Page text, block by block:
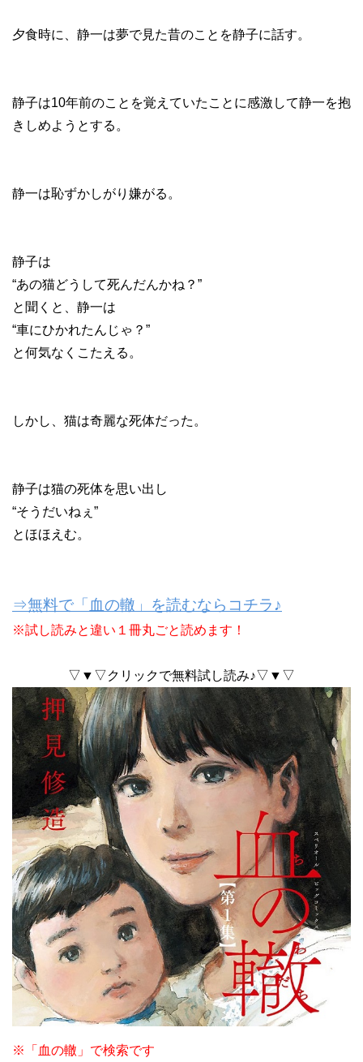
夕食時に、静一は夢で見た昔のことを静子に話す。
静子は10年前のことを覚えていたことに感激して静一を抱
きしめようとする。
静一は恥ずかしがり嫌がる。
静子は
“あの猫どうして死んだんかね？”
と聞くと、静一は
“車にひかれたんじゃ？”
と何気なくこたえる。
しかし、猫は奇麗な死体だった。
静子は猫の死体を思い出し
“そうだいねぇ”
とほほえむ。
⇒無料で「血の轍」を読むならコチラ♪
※試し読みと違い１冊丸ごと読めます！
▽▼▽クリックで無料試し読み♪▽▼▽
※「血の轍」で検索です